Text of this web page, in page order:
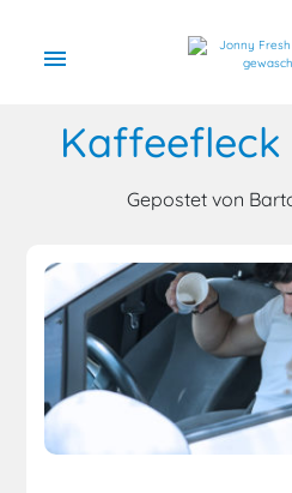
menu
Gepostet von